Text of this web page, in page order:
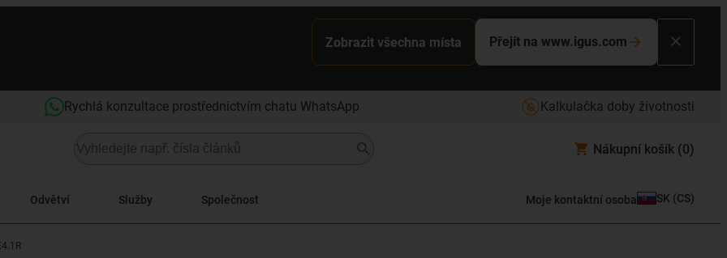
Zobrazit všechna místa Přejít na www.igus.com
Rychlá konzultace prostřednictvím chatu WhatsApp Kalkulačka doby životnosti
Nákupní košík (0)
Odvětví Služby Společnost Moje kontaktní osoba SK (CS)